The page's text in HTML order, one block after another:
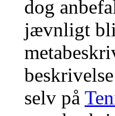
dog
jævnligt
selv på